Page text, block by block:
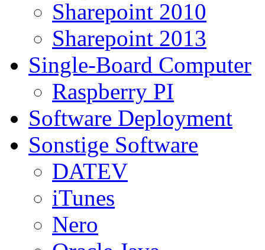
Sharepoint 2010
Sharepoint 2013
Single-Board Computer
Raspberry PI
Software Deployment
Sonstige Software
DATEV
iTunes
Nero